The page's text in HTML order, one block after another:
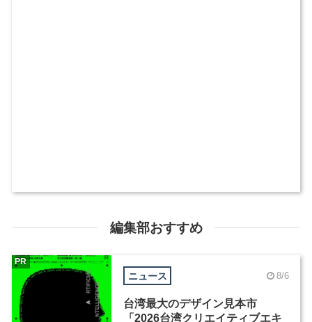
編集部おすすめ
ニュース 8/6
台湾最大のデザイン見本市
「2026台湾クリエイティブエキ
PR